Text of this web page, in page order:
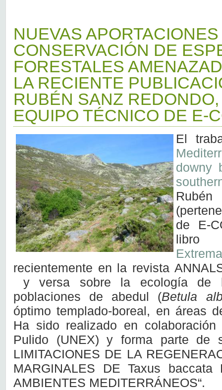
NUEVAS
CONSERVACIÓN DE
FORESTALES
LA RECIENTE
RUBÉN SANZ
EQUIPO TÉCNICO DE E-
El
downy
de E-
libro
recientemente en la revista
y versa sobre la ecología de
poblaciones de abedul (Betula
óptimo templado-boreal, en áreas
Ha sido realizado en
Pulido (UNEX) y forma parte de
LIMITACIONES DE LA
MARGINALES DE Taxus
AMBIENTES MEDITERRÁNEOS“.